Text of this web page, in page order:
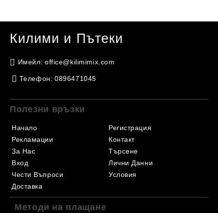
Килими и Пътеки
Имейл: office@kilimimix.com
Телефон: 0896471045
Полезни връзки
Начало
Рекламации
За Нас
Вход
Чести Въпроси
Регистрация
Контакт
Търсене
Лични Данни
Условия
Доставка
Методи на плащане